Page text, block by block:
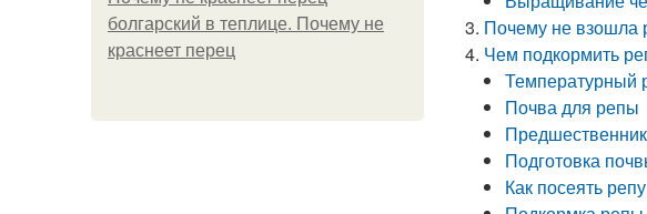
болгарский в теплице. Почему не
краснеет перец
Почему не взошла
Чем подкормить
Почва для репы
Подготовка
Как посеять репу